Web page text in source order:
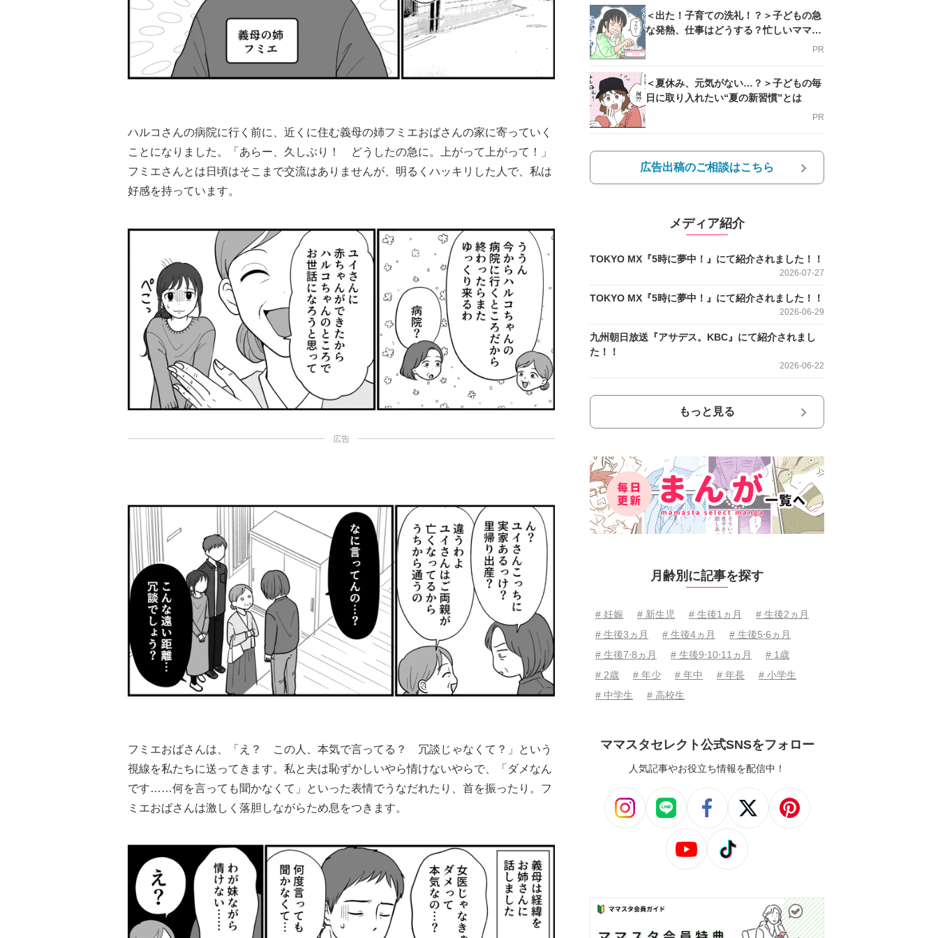
ハルコさんの病院に行く前に、近くに住む義母の姉フミエおばさんの家に寄っていく
ことになりました。「あらー、久しぶり！ どうしたの急に。上がって上がって！」
フミエさんとは日頃はそこまで交流はありませんが、明るくハッキリした人で、私は
好感を持っています。
広告
フミエおばさんは、「え？ この人、本気で言ってる？ 冗談じゃなくて？」という
視線を私たちに送ってきます。私と夫は恥ずかしいやら情けないやらで、「ダメなん
です……何を言っても聞かなくて」といった表情でうなだれたり、首を振ったり。フ
ミエおばさんは激しく落胆しながらため息をつきます。
＜出た！子育ての洗礼！？＞子どもの急
な発熱、仕事はどうする？忙しいママを
PR
＜夏休み、元気がない…？＞子どもの毎
日に取り入れたい“夏の新習慣”とは
PR
広告出稿のご相談はこちら
メディア紹介
TOKYO MX『5時に夢中！』にて紹介されました！！
2026-07-27
TOKYO MX『5時に夢中！』にて紹介されました！！
2026-06-29
九州朝日放送『アサデス。KBC』にて紹介されまし
た！！
2026-06-22
もっと見る
月齢別に記事を探す
# 妊娠 # 新生児 # 生後1ヵ月
# 生後2ヵ月
# 生後3ヵ月
# 生後4ヵ月
# 生後5⋅6ヵ月
# 生後7⋅8ヵ月
# 生後9⋅10⋅11ヵ月
# 1歳
# 2歳
# 年少 # 年中 # 年長
# 小学生
# 中学生
# 高校生
ママスタセレクト公式SNSをフォロー
人気記事やお役立ち情報を配信中！